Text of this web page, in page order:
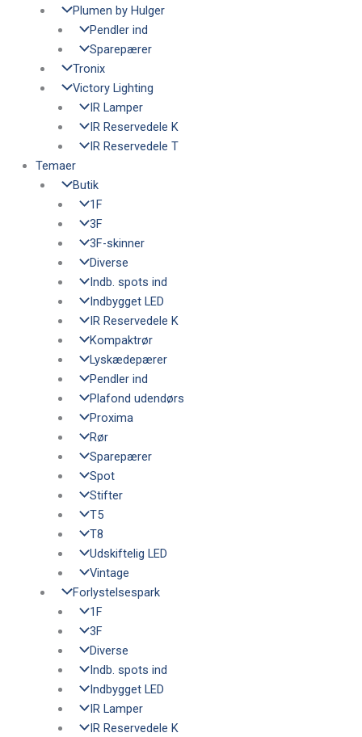
Plumen by Hulger
Pendler ind
Sparepærer
Tronix
Victory Lighting
IR Lamper
IR Reservedele K
IR Reservedele T
Temaer
Butik
1F
3F
3F-skinner
Diverse
Indb. spots ind
Indbygget LED
IR Reservedele K
Kompaktrør
Lyskædepærer
Pendler ind
Plafond udendørs
Proxima
Rør
Sparepærer
Spot
Stifter
T5
T8
Udskiftelig LED
Vintage
Forlystelsespark
1F
3F
Diverse
Indb. spots ind
Indbygget LED
IR Lamper
IR Reservedele K